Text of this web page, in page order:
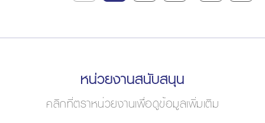
หน่วยงานสนับสนุน
คลิกที่ตราหน่วยงานเพื่อดูข้อมูลเพิ่มเติม